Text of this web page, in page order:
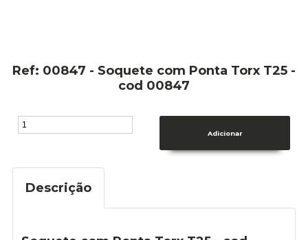
Ref: 00847 - Soquete com Ponta Torx T25 -
cod 00847
Descrição